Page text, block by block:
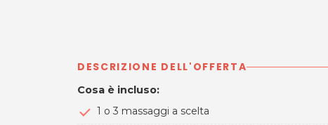
DESCRIZIONE DELL'OFFERTA
Cosa è incluso:
1 o 3 massaggi a scelta